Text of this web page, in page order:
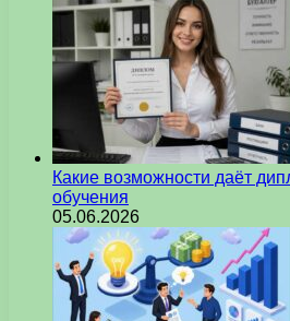
Какие возможности даёт
обучения
05.06.2026